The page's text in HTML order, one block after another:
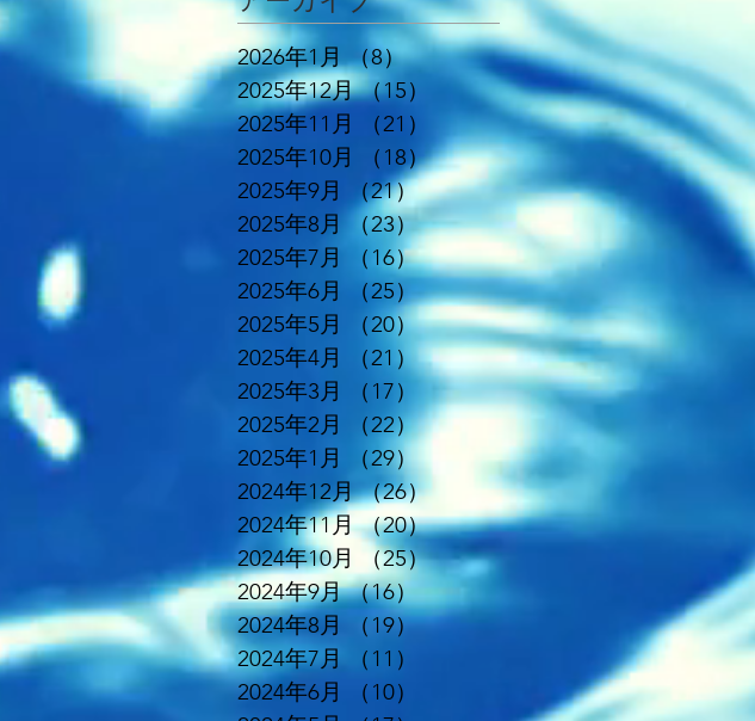
2026年1月 （8）8件の記事
2025年12月 （15）
15件の記事
2025年11月
（21）
21件の記事
2025年10月
（18）18件の記事
2025年9月
（21）21件の記事
2025年8月
（23）23件の記事
2025年7月
（16）16件の記事
2025年6月
（25）25件の記事
2025年5月
（20）20件の記事
2025年4月
（21） 21件の記事
2025年3月
（17）
17件の記事
2025年2月
（22）22件の記事
2025年1月
（29）
29件の記事
2024年12月 （26）26件の記事
2024年11月 （20）20件の記事
2024年10月
（25）25件の記事
2024年9月 （16）
2024年8月
（19）19件の記事
2024年7月
（11）
2024年6月
（10）